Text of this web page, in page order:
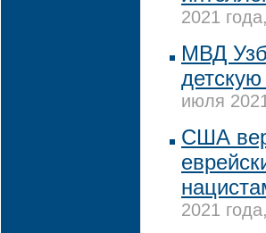
2021
МВД
июля
США
2021